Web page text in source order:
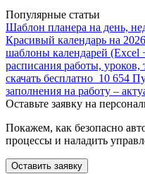
Популярные статьи
Шаблон планера на день,
Красивый календарь на
шаблоны календарей (Excel
расписания работы,
скачать бесплатно 10 654
заполнения на работу –
Оставьте заявку на
Покажем, как безопасно
процессы и наладить
Оставить заявку